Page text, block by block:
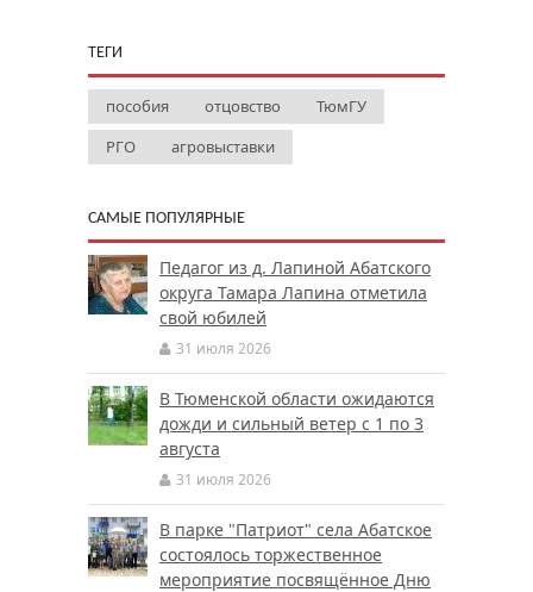
ТЕГИ
пособия отцовство
ТюмГУ
РГО
агровыставки
САМЫЕ ПОПУЛЯРНЫЕ
Педагог из д. Лапиной Абатского
округа Тамара Лапина отметила
свой юбилей
31 июля 2026
В Тюменской области ожидаются
дожди и сильный ветер с 1 по 3
августа
31 июля 2026
В парке "Патриот" села Абатское
состоялось торжественное
мероприятие посвящённое Дню